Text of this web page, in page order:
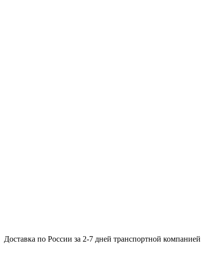
Доставка по России за 2-7 дней транспортной компанией